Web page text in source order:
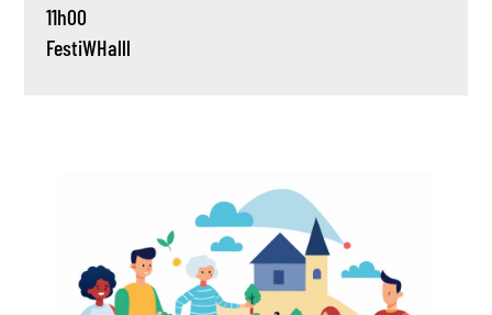
11h00
FestiWHalll